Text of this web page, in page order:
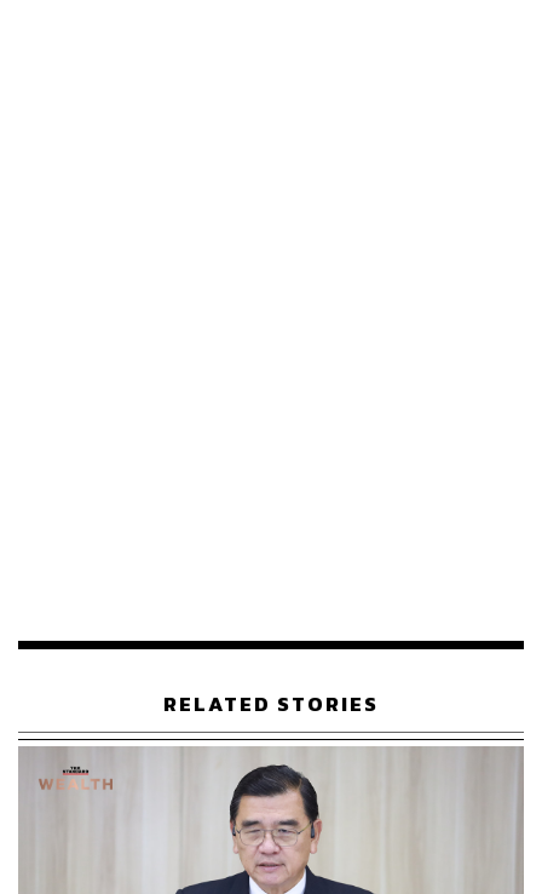
ขึ้นภาษีช่วงที่เศรษฐกิจยังเปราะบางจะทำได้ยากและกระทบ
สัดส่วนที่สูงกว่าคนรวยเมื่อเทียบกับรายได้ทั้งหมดที่มี
โครงสร้างงบประมาณแบบ 80/20 กำลังบอกอะไร
RELATED STORIES